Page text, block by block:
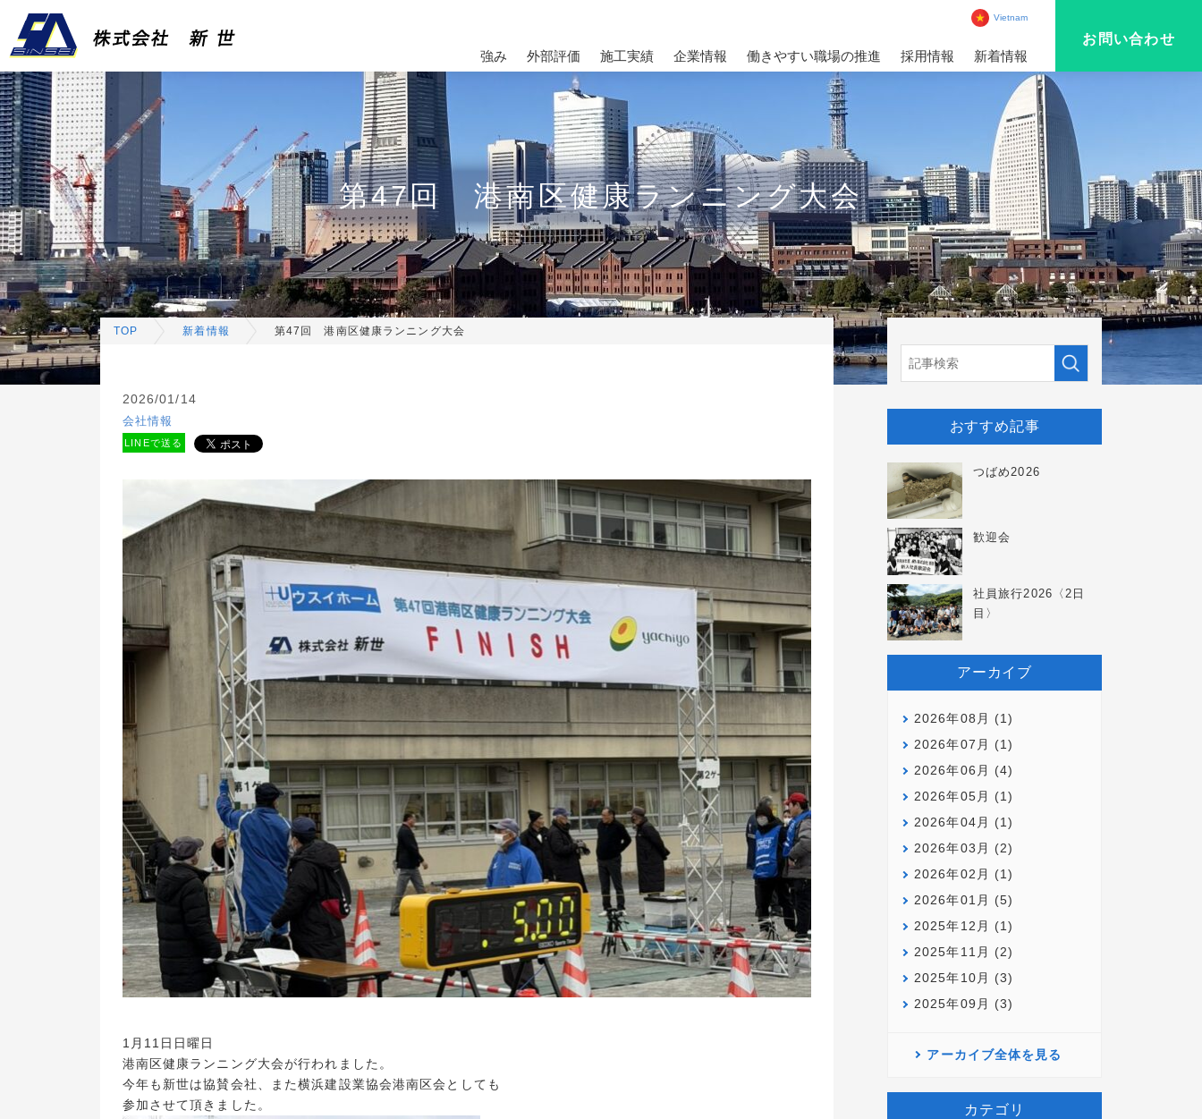
Vietnam
強み 外部評価 施工実績 企業情報 働きやすい職場の推進 採用情報 新着情報
お問い合わせ
第47回 港南区健康ランニング大会
TOP 新着情報 第47回 港南区健康ランニング大会
2026/01/14
会社情報
LINEで送る
1月11日日曜日
港南区健康ランニング大会が行われました。
今年も新世は協賛会社、また横浜建設業協会港南区会としても
参加させて頂きました。
おすすめ記事
つばめ2026
歓迎会
社員旅行2026〈2日
目〉
アーカイブ
2026年08月 (1)
2026年07月 (1)
2026年06月 (4)
2026年05月 (1)
2026年04月 (1)
2026年03月 (2)
2026年02月 (1)
2026年01月 (5)
2025年12月 (1)
2025年11月 (2)
2025年10月 (3)
2025年09月 (3)
アーカイブ全体を見る
カテゴリ